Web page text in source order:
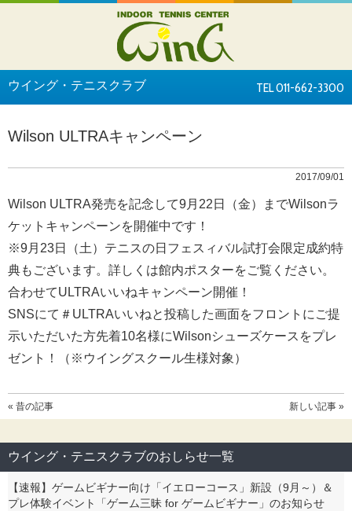
ウイング・テニスクラブ TEL 011-662-3300
Wilson ULTRAキャンペーン
2017/09/01
Wilson ULTRA発売を記念して9月22日（金）までWilsonラ
ケットキャンペーンを開催中です！
※9月23日（土）テニスの日フェスィバル試打会限定成約特
典もございます。詳しくは館内ポスターをご覧ください。
合わせてULTRAいいねキャンペーン開催！
SNSにて＃ULTRAいいねと投稿した画面をフロントにご提
示いただいた方先着10名様にWilsonシューズケースをプレ
ゼント！（※ウイングスクール生様対象）
« 昔の記事 新しい記事 »
ウイング・テニスクラブのおしらせ一覧
【速報】ゲームビギナー向け「イエローコース」新設（9月～）＆
プレ体験イベント「ゲーム三昧 for ゲームビギナー」のお知らせ